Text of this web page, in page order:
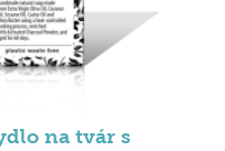
na tvár s